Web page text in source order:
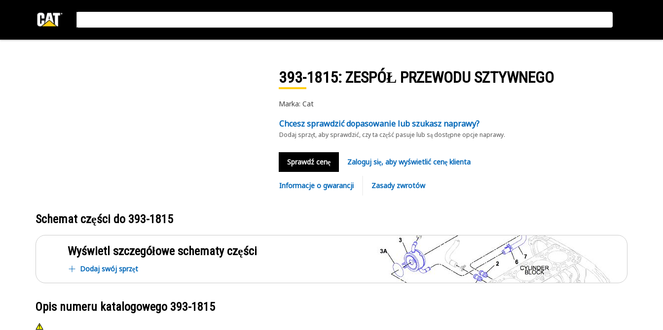
393-1815: ZESPÓŁ PRZEWODU SZTYWNEGO
Marka: Cat
Chcesz sprawdzić dopasowanie lub szukasz naprawy?
Dodaj sprzęt, aby sprawdzić, czy ta część pasuje lub są dostępne opcje naprawy.
Sprawdź cenę Zaloguj się, aby wyświetlić cenę klienta
Informacje o gwarancji Zasady zwrotów
Schemat części do 393-1815
Wyświetl szczegółowe schematy części
Dodaj swój sprzęt
Opis numeru katalogowego 393-1815